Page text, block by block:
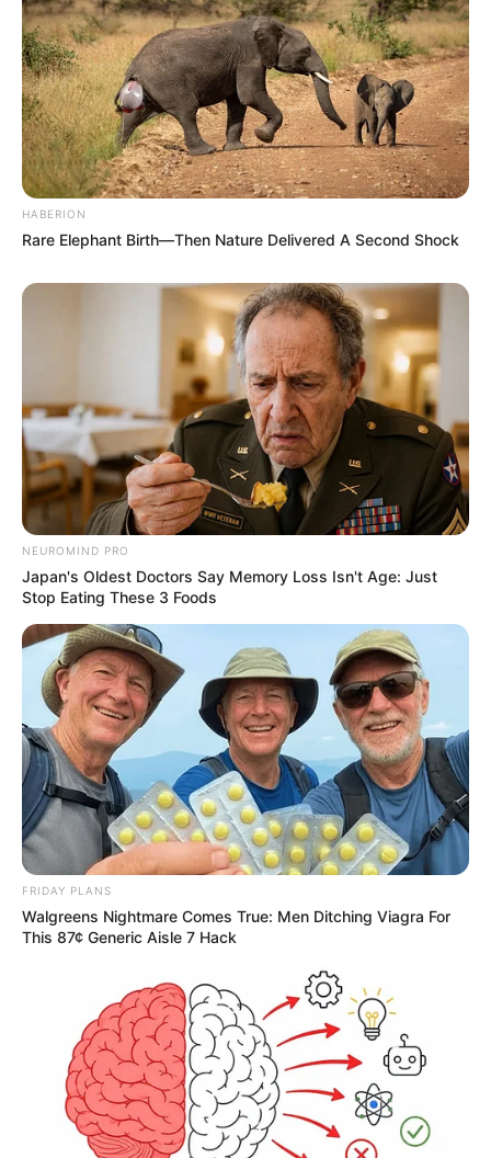
Darling
HABERION
Rare Elephant Birth—Then Nature Delivered A Second Shock
NEUROMIND PRO
Japan's Oldest Doctors Say Memory Loss Isn't Age: Just
Stop Eating These 3 Foods
FRIDAY PLANS
Walgreens Nightmare Comes True: Men Ditching Viagra For
This 87¢ Generic Aisle 7 Hack